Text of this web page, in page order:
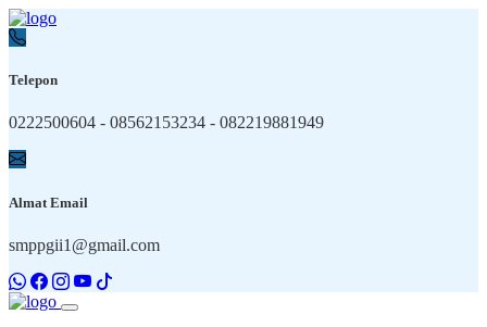
Telepon
0222500604 - 08562153234 - 082219881949
Almat Email
smppgii1@gmail.com